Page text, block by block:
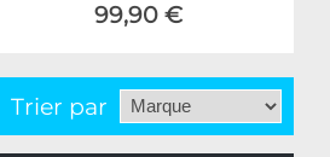
99,90 €
Trier par